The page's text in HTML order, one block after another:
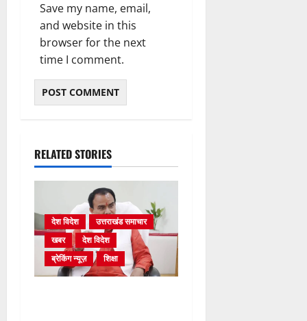
Save my name, email,
and website in this
browser for the next
time I comment.
RELATED STORIES
देश विदेश
उत्तराखंड समाचार
खबर
देश विदेश
ब्रेकिंग न्यूज़
शिक्षा